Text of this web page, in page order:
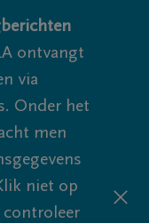
ontvangt
via
Onder het
men
niet op
controleer